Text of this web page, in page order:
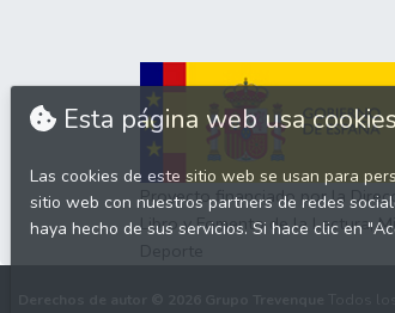
Proyecto financiado por la
Libro y Fomento de la Lectura,
Esta página web usa cookies
Las cookies de este sitio web se usan para
sitio web con nuestros partners de redes
haya hecho de sus servicios. Si hace clic en